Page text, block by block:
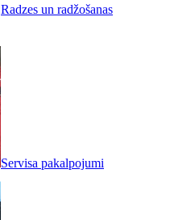
Radzes un radžošanas
Servisa pakalpojumi